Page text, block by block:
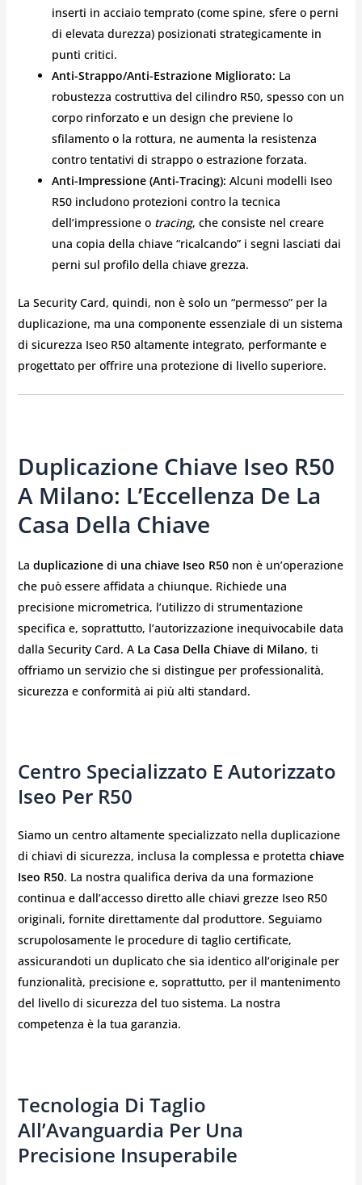
inserti in acciaio temprato (come spine, sfere o perni
di elevata durezza) posizionati strategicamente in
punti critici.
Anti-Strappo/Anti-Estrazione Migliorato: La
robustezza costruttiva del cilindro R50, spesso con un
corpo rinforzato e un design che previene lo
sfilamento o la rottura, ne aumenta la resistenza
contro tentativi di strappo o estrazione forzata.
Anti-Impressione (Anti-Tracing): Alcuni modelli Iseo
R50 includono protezioni contro la tecnica
dell’impressione o tracing, che consiste nel creare
una copia della chiave “ricalcando” i segni lasciati dai
perni sul profilo della chiave grezza.
La Security Card, quindi, non è solo un “permesso” per la
duplicazione, ma una componente essenziale di un sistema
di sicurezza Iseo R50 altamente integrato, performante e
progettato per offrire una protezione di livello superiore.
Duplicazione Chiave Iseo R50
A Milano: L’Eccellenza De La
Casa Della Chiave
La duplicazione di una chiave Iseo R50non è un’operazione
che può essere affidata a chiunque. Richiede una
precisione micrometrica, l’utilizzo di strumentazione
specifica e, soprattutto, l’autorizzazione inequivocabile data
dalla Security Card. A La Casa Della Chiave di Milano, ti
offriamo un servizio che si distingue per professionalità,
sicurezza e conformità ai più alti standard.
Centro Specializzato E Autorizzato
Iseo Per R50
Siamo un centro altamente specializzato nella duplicazione
di chiavi di sicurezza, inclusa la complessa e protetta chiave
Iseo R50. La nostra qualifica deriva da una formazione
continua e dall’accesso diretto alle chiavi grezze Iseo R50
originali, fornite direttamente dal produttore. Seguiamo
scrupolosamente le procedure di taglio certificate,
assicurandoti un duplicato che sia identico all’originale per
funzionalità, precisione e, soprattutto, per il mantenimento
del livello di sicurezza del tuo sistema. La nostra
competenza è la tua garanzia.
Tecnologia Di Taglio
All’Avanguardia Per Una
Precisione Insuperabile